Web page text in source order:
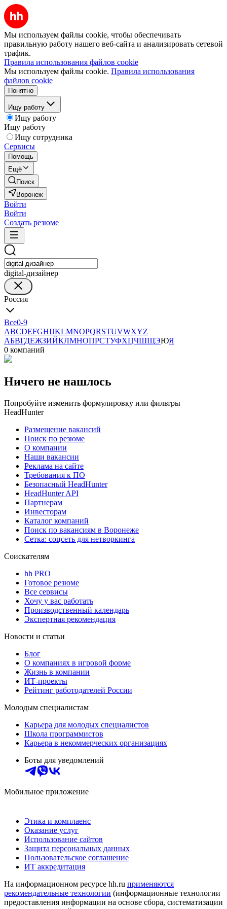
Мы используем файлы cookie, чтобы обеспечивать
правильную работу нашего веб-сайта и анализировать сетевой
трафик.
Правила использования файлов cookie
Мы используем файлы cookie. Правила использования
файлов cookie
Понятно
Ищу работу
Ищу работу
Ищу работу
Ищу сотрудника
Сервисы
Помощь
Ещё
Поиск
Воронеж
Войти
Войти
Создать резюме
digital-дизайнер
Россия
Все0-9
ABCDEFGHIJKLMNOPQRSTUVWXYZ
АБВГДЕЖЗИЙКЛМНОПРСТУФХЦЧШЩЭЮЯ
0 компаний
Ничего не нашлось
Попробуйте изменить формулировку или фильтры
HeadHunter
Размещение вакансий
Поиск по резюме
О компании
Наши вакансии
Реклама на сайте
Требования к ПО
Безопасный HeadHunter
HeadHunter API
Партнерам
Инвесторам
Каталог компаний
Поиск по вакансиям в Воронеже
Сетка: соцсеть для нетворкинга
Соискателям
hh PRO
Готовое резюме
Все сервисы
Хочу у вас работать
Производственный календарь
Экспертная рекомендация
Новости и статьи
Блог
О компаниях в игровой форме
Жизнь в компании
ИТ-проекты
Рейтинг работодателей России
Молодым специалистам
Карьера для молодых специалистов
Школа программистов
Карьера в некоммерческих организациях
Боты для уведомлений
Мобильное приложение
Этика и комплаенс
Оказание услуг
Использование сайтов
Защита персональных данных
Пользовательское соглашение
ИТ аккредитация
На информационном ресурсе hh.ru применяются
рекомендательные технологии (информационные технологии
предоставления информации на основе сбора, систематизации